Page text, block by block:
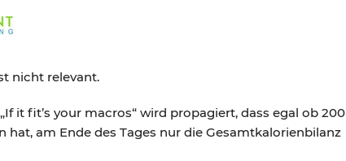
nicht relevant.
it fit’s your macros“ wird propagiert, dass egal ob 200
am Ende des Tages nur die Gesamtkalorienbilanz